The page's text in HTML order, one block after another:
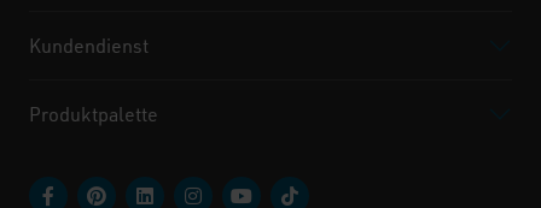
Kundendienst
Produktpalette